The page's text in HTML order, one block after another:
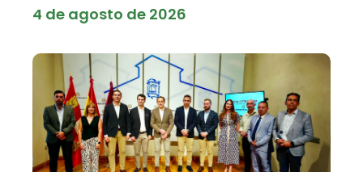
4 de agosto de 2026